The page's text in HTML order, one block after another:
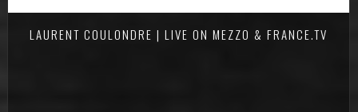
LAURENT COULONDRE | LIVE ON MEZZO & FRANCE.TV